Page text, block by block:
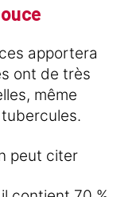
apportera
ont de très
même
peut citer